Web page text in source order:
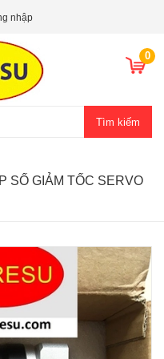
nhập
0
Tìm kiếm
SỐ GIẢM TỐC SERVO